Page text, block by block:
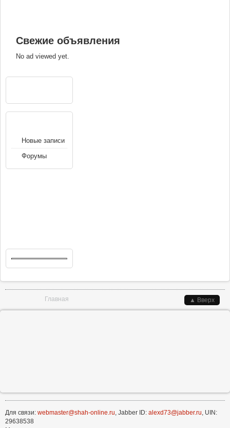
Свежие объявления
No ad viewed yet.
Новые записи
Форумы
Главная ▲ Вверх
Для связи: webmaster@shah-online.ru, Jabber ID: alexd73@jabber.ru, UIN:
29638538